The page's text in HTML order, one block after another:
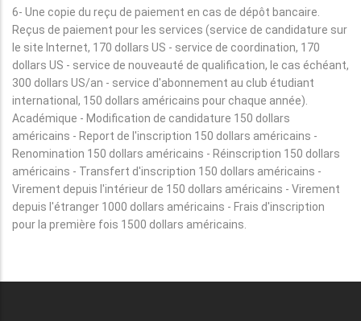
6- Une copie du reçu de paiement en cas de dépôt bancaire.
Reçus de paiement pour les services (service de candidature sur
le site Internet, 170 dollars US - service de coordination, 170
dollars US - service de nouveauté de qualification, le cas échéant,
300 dollars US/an - service d'abonnement au club étudiant
international, 150 dollars américains pour chaque année).
Académique - Modification de candidature 150 dollars
américains - Report de l'inscription 150 dollars américains -
Renomination 150 dollars américains - Réinscription 150 dollars
américains - Transfert d'inscription 150 dollars américains -
Virement depuis l'intérieur de 150 dollars américains - Virement
depuis l'étranger 1000 dollars américains - Frais d'inscription
pour la première fois 1500 dollars américains.